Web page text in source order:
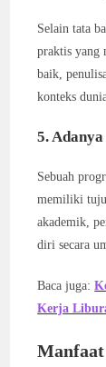
Selain tata
praktis yang
baik,
konteks
5.
Sebuah
memiliki
akademik,
diri secara
Baca juga:
Kerja